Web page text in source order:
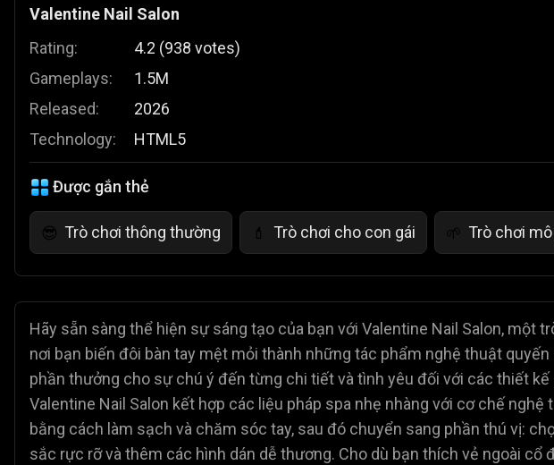
Valentine Nail Salon
Rating:
Gameplays:
Released:
Technology:
4.2 (938 votes)
1.5M
2026
HTML5
Được gắn thẻ
😎 Trò chơi thông thường 💄 Trò chơi cho con gái 🌱 Trò chơi
Hãy sẵn sàng thể hiện sự sáng tạo của bạn với Valentine Nail Salon, một
nơi bạn biến đôi bàn tay mệt mỏi thành những tác phẩm nghệ thuật
phần thưởng cho sự chú ý đến từng chi tiết và tình yêu đối với các thiết kế
Valentine Nail Salon kết hợp các liệu pháp spa nhẹ nhàng với cơ chế
bằng cách làm sạch và chăm sóc tay, sau đó chuyển sang phần thú vị:
sắc rực rỡ và thêm các hình dán dễ thương. Cho dù bạn thích vẻ ngoài cổ